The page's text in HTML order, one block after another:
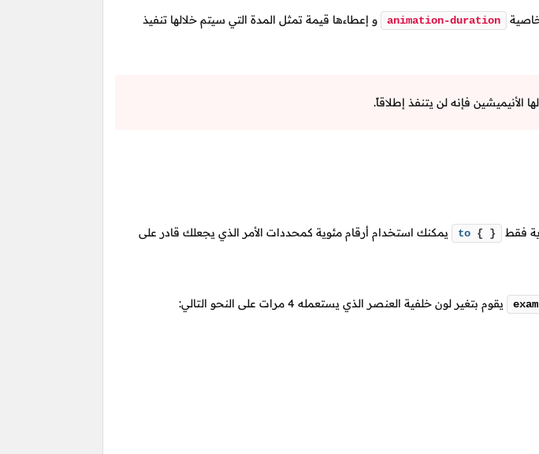
animation-duration و إعطاءها قيمة تمثل المدة التي سيتم خلالها تنفيذ
الأنيميشين فإنه لن يتنفذ إطلاقاً.
فقط to { } يمكنك استخدام أرقام مئوية كمحددات الأمر الذي يجعلك قادر على
يقوم بتغير لون خلفية العنصر الذي يستعمله 4 مرات على النحو التالي: